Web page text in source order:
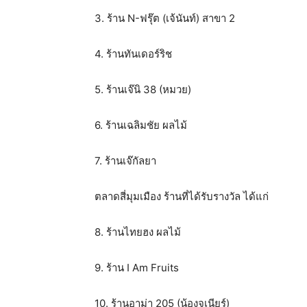
3. ร้าน N-ฟรุ๊ต (เจ้นันท์) สาขา 2
4. ร้านทันเดอร์ริช
5. ร้านเจ๊นิ 38 (หมวย)
6. ร้านเฉลิมชัย ผลไม้
7. ร้านเจ๊กัลยา
ตลาดสี่มุมเมือง ร้านที่ได้รับรางวัล ได้แก่
8. ร้านไทยฮง ผลไม้
9. ร้าน I Am Fruits
10. ร้านอาม่า 205 (น้องจูเนียร์)